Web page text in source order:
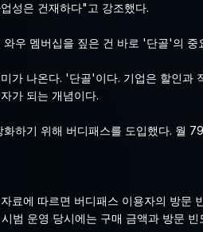
성은 건재하다"고 강조했다.
우 멤버십을 짚은 건 바로 '단골'의 중
가 나온다. '단골'이다. 기업은 할인과
가 되는 개념이다.
하기 위해 버디패스를 도입했다. 월
료에 따르면 버디패스 이용자의 방
범 운영 당시에는 구매 금액과 방문